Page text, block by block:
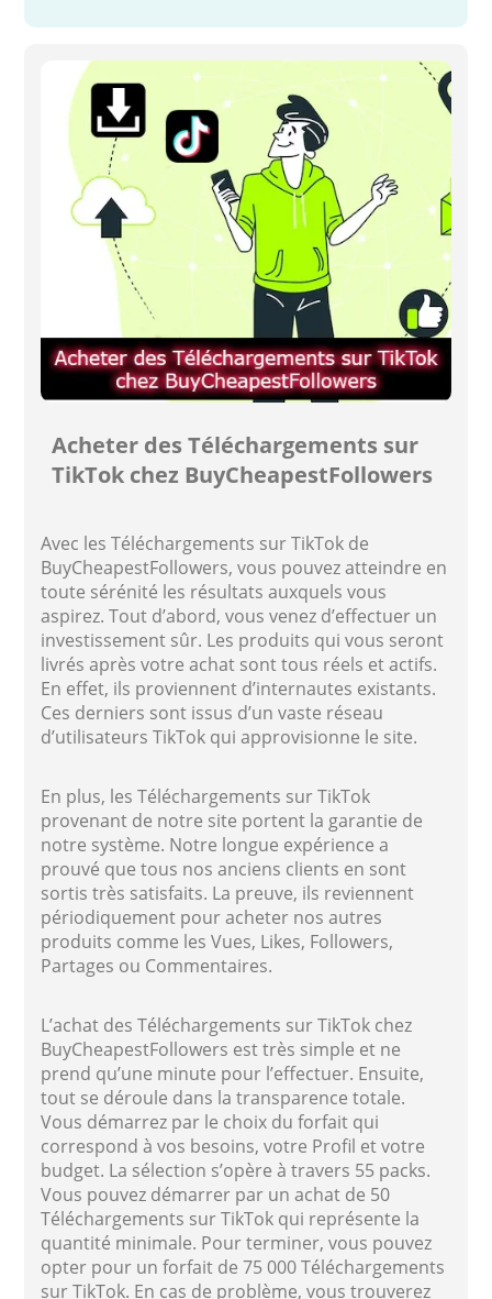
Acheter des Téléchargements sur
TikTok chez BuyCheapestFollowers
Avec les Téléchargements sur TikTok de
BuyCheapestFollowers, vous pouvez atteindre en
toute sérénité les résultats auxquels vous
aspirez. Tout d’abord, vous venez d’effectuer un
investissement sûr. Les produits qui vous seront
livrés après votre achat sont tous réels et actifs.
En effet, ils proviennent d’internautes existants.
Ces derniers sont issus d’un vaste réseau
d’utilisateurs TikTok qui approvisionne le site.
En plus, les Téléchargements sur TikTok
provenant de notre site portent la garantie de
notre système. Notre longue expérience a
prouvé que tous nos anciens clients en sont
sortis très satisfaits. La preuve, ils reviennent
périodiquement pour acheter nos autres
produits comme les Vues, Likes, Followers,
Partages ou Commentaires.
L’achat des Téléchargements sur TikTok chez
BuyCheapestFollowers est très simple et ne
prend qu’une minute pour l’effectuer. Ensuite,
tout se déroule dans la transparence totale.
Vous démarrez par le choix du forfait qui
correspond à vos besoins, votre Profil et votre
budget. La sélection s’opère à travers 55 packs.
Vous pouvez démarrer par un achat de 50
Téléchargements sur TikTok qui représente la
quantité minimale. Pour terminer, vous pouvez
opter pour un forfait de 75 000 Téléchargements
sur TikTok. En cas de problème, vous trouverez